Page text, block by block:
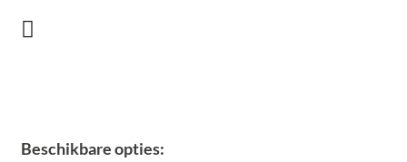
Beschikbare opties: